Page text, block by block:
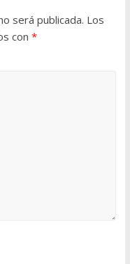
será publicada. Los
con *